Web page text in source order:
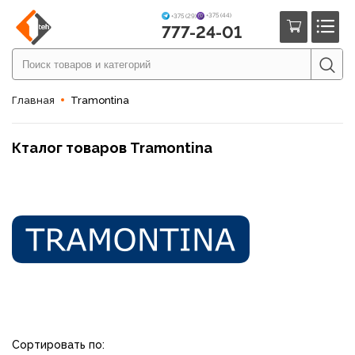
+375 (29) +375 (44)
777-24-01
Главная Tramontina
Кталог товаров Tramontina
Сортировать по: